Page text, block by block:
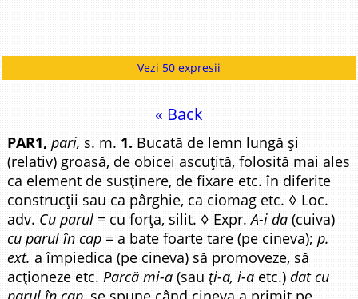
Vezi 50 expresii
« Back
PAR1, pari, s. m. 1. Bucată de lemn lungă și
(relativ) groasă, de obicei ascuțită, folosită mai ales
ca element de susținere, de fixare etc. în diferite
construcții sau ca pârghie, ca ciomag etc. ◊ Loc.
adv. Cu parul = cu forța, silit. ◊ Expr.A-i da (cuiva)
cu parul în cap = a bate foarte tare (pe cineva);p.
ext. a împiedica (pe cineva) să promoveze, să
acționeze etc.Parcă mi-a (sau ți-a, i-a etc.)dat cu